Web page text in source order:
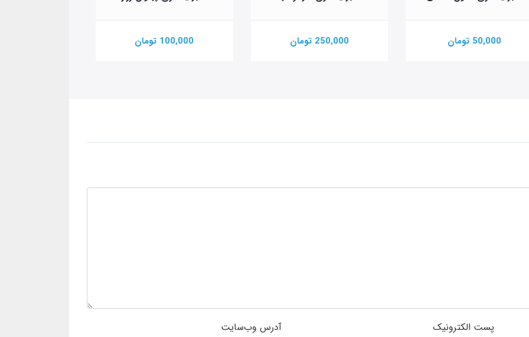
50,000 تومان 250,000 تومان 100,000 تومان
پست الکترونیک آدرس وب‌سایت